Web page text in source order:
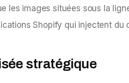
les images situées sous la
Shopify qui injectent
stratégique